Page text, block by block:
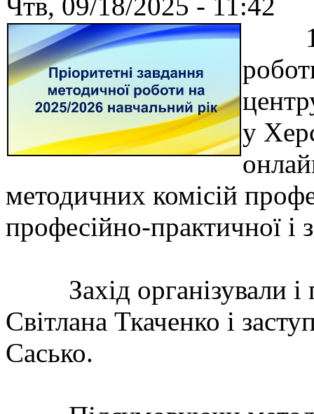
16
у
методичних комісій
професійно-практичної і
Захід організували і
Світлана Ткаченко і
Сасько.